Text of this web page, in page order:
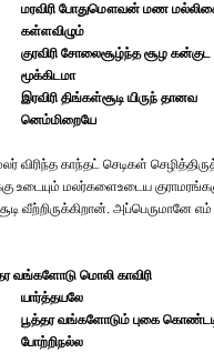
மரவிரி போதுமௌவன் மண
கள்ளவிழும்
குரவிரி சோலைசூழ்ந்த சூழ கன்குட
மூக்கிடமா
இரவிரி திங்கள்சூடி யிருந் தானவ
னெம்மிறையே
விரிந்த காந்தட் செடிகள்
உடையும் மலர்களைஉடைய
வீற்றிருக்கிறான். அப்பெருமானே
வங்களோடு மொலி காவிரி
யார்த்தயலே
பூத்தர வங்களோடும் புகை
போற்றிநல்ல